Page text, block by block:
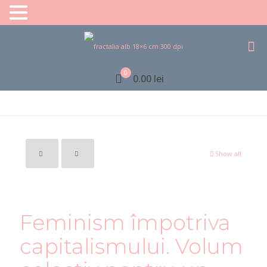
0 0.00 lei
Show all
Feminism împotriva
capitalismului. Volum